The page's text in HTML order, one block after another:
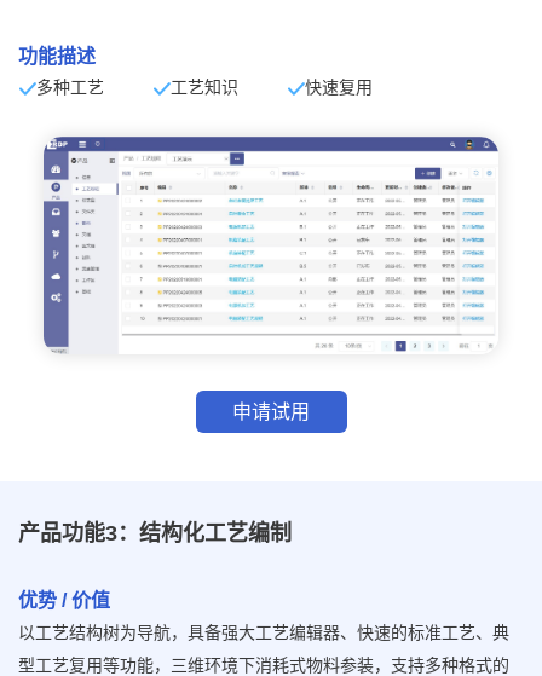
功能描述
多种工艺 工艺知识 快速复用
申请试用
产品功能3：结构化工艺编制
优势 / 价值
以工艺结构树为导航，具备强大工艺编辑器、快速的标准工艺、典
型工艺复用等功能，三维环境下消耗式物料参装，支持多种格式的